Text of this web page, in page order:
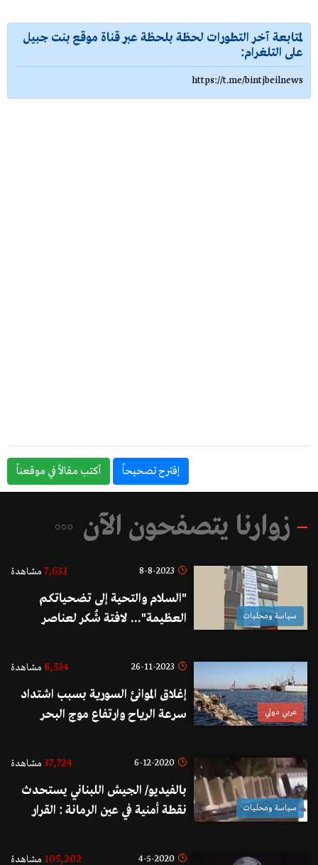
لمتابعة آخر التطورات لحظة بلحظة عبر قناة موقع بنت جبيل
على التلغرام:
https://t.me/bintjbeilnews
إقترح تصحيحاً أكتب مقالاً في موقعناً
زوارنا يتصفحون الآن
سياسة ومحليات
8-8-2023
7,633 مشاهدة
"السلام والتحية إلى تضحياتكم
العظيمة"... لافتة شُكر لعناصر
عربي دولي
26-11-2023
6,534 مشاهدة
إغلاق الموانئ السورية بسبب اشتداد
سرعة الرياح وارتفاع موج البحر
سياسة ومحليات
6-12-2020
37,724 مشاهدة
بالفيديو/ الجيش اللبناني يستحدث
نقطة أمنية في عين الرمانة : القرار
من شارع الى آخر
4-5-2020
105,202 مشاهدة